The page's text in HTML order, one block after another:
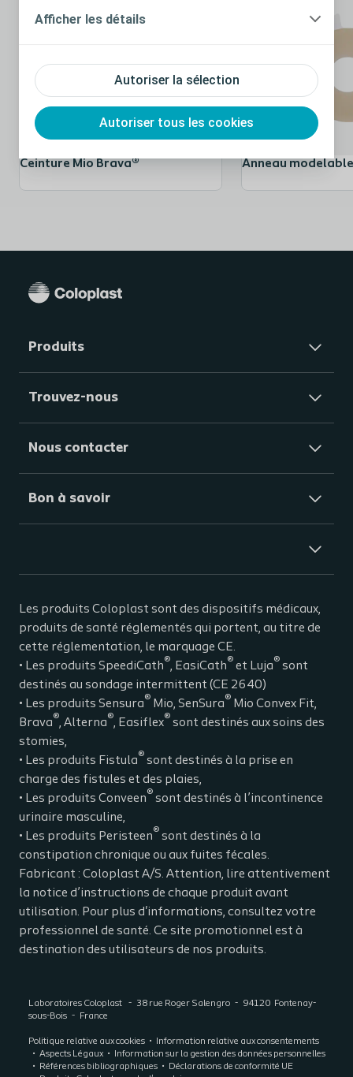
Autoriser la sélection
Autoriser tous les cookies
Afficher les détails
extensible capable de s’étendre et de se
mouvements du corps. Tout comme celle-ci,
le protecteur cutané extensible accompagne
les mouvements de la peau, que le patient
soit assis, penché ou en extension .
SenSura Mio propose une poche dont l’apparence se
distingue des autres appareillages de stomie et offre
port sur la peau
. Il préserve des
frictions avec les vêtements et reste sec
après la douche. Par ailleurs, le textile offre à
discrétion et confort de port 21, 22, 23 .
Avez-vous déjà rencontré des problèmes de
ballonnements avec votre poche ? Le filtre circulaire
360° est doté d’un pré-filtre conçu pour minimiser ce
problème.
Ceinture Mio Brava® Anneau
Produits
Trouvez-nous
Nous contacter
Bon à savoir
Les produits Coloplast sont des dispositifs médicaux,
produits de santé réglementés qui portent, au titre de
cette réglementation, le marquage CE.
• Les produits SpeediCath®, EasiCath® et Luja® sont
destinés au sondage intermittent (CE 2640)
• Les produits Sensura® Mio, SenSura® Mio Convex Fit,
Brava®, Alterna®, Easiflex® sont destinés aux soins des
stomies,
• Les produits Fistula® sont destinés à la prise en
charge des fistules et des plaies,
• Les produits Conveen® sont destinés à l’incontinence
urinaire masculine,
• Les produits Peristeen® sont destinés à la
constipation chronique ou aux fuites fécales.
Fabricant : Coloplast A/S. Attention, lire attentivement
la notice d’instructions de chaque produit avant
utilisation. Pour plus d'informations, consultez votre
professionnel de santé. Ce site promotionnel est à
destination des utilisateurs de nos produits.
Laboratoires Coloplast 38 rue Roger Salengro 94120 Fontenay-
sous-Bois
France
Politique relative aux cookies
Information relative aux consentements
Aspects Légaux
Information sur la gestion des données personnelles
Références bibliographiques
Déclarations de conformité UE